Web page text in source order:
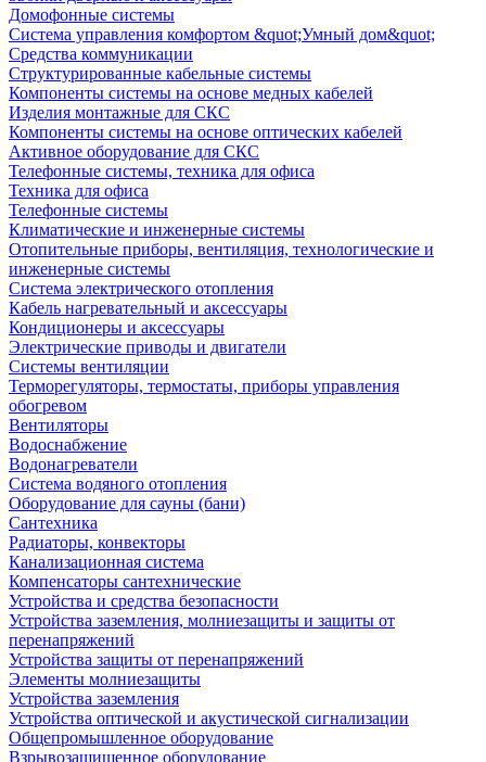
Домофонные системы
Система управления комфортом &quot;Умный дом&quot;
Средства коммуникации
Структурированные кабельные системы
Компоненты системы на основе медных кабелей
Изделия монтажные для СКС
Компоненты системы на основе оптических кабелей
Активное оборудование для СКС
Телефонные системы, техника для офиса
Техника для офиса
Телефонные системы
Климатические и инженерные системы
Отопительные приборы, вентиляция, технологические и
инженерные системы
Система электрического отопления
Кабель нагревательный и аксессуары
Кондиционеры и аксессуары
Электрические приводы и двигатели
Системы вентиляции
Терморегуляторы, термостаты, приборы управления
обогревом
Вентиляторы
Водоснабжение
Водонагреватели
Система водяного отопления
Оборудование для сауны (бани)
Сантехника
Радиаторы, конвекторы
Канализационная система
Компенсаторы сантехнические
Устройства и средства безопасности
Устройства заземления, молниезащиты и защиты от
перенапряжений
Устройства защиты от перенапряжений
Элементы молниезащиты
Устройства заземления
Устройства оптической и акустической сигнализации
Общепромышленное оборудование
Взрывозащищенное оборудование